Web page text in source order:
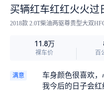
买辆红车红红火火过
2018款 2.0T柴油两驱尊贵型大双
11.8万
裸车价 百
满意
车身颜色很喜欢
我今后的日子会红